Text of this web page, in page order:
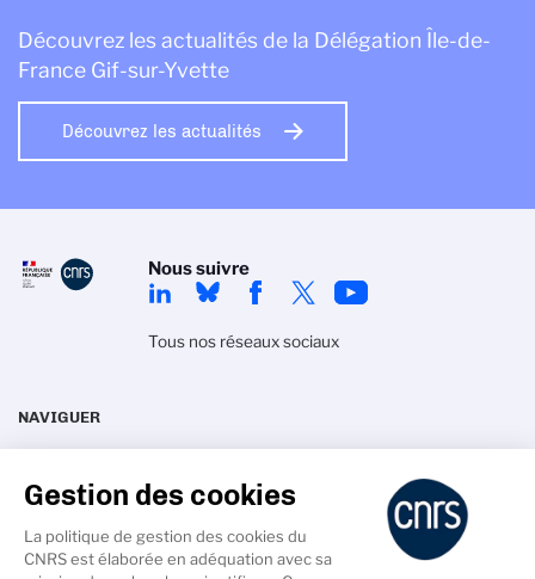
Découvrez les actualités de la Délégation Île-de-
France Gif-sur-Yvette
Découvrez les actualités
Nous suivre
Tous nos réseaux sociaux
NAVIGUER
Recherche
Innovation
Talents
Intranet
Gestion des cookies
La politique de gestion des cookies du
CNRS est élaborée en adéquation avec sa